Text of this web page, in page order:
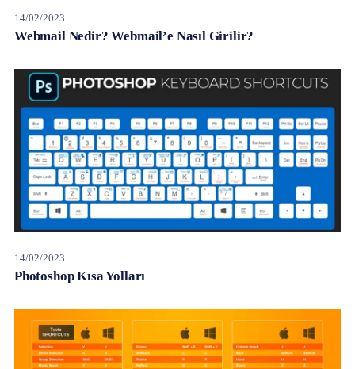
14/02/2023
Webmail Nedir? Webmail’e Nasıl Girilir?
14/02/2023
Photoshop Kısa Yolları